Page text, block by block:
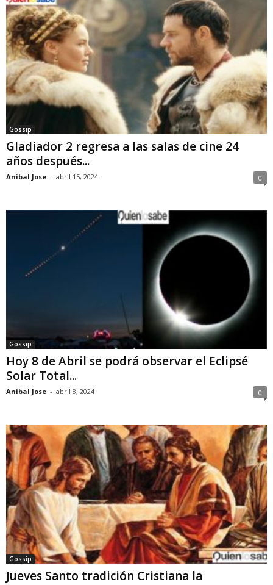
Gossip
Gladiador 2 regresa a las salas de cine 24
años después...
Anibal Jose - abril 15, 2024 0
Gossip
Hoy 8 de Abril se podrá observar el Eclipsé
Solar Total...
Anibal Jose - abril 8, 2024 0
Gossip
Jueves Santo tradición Cristiana la